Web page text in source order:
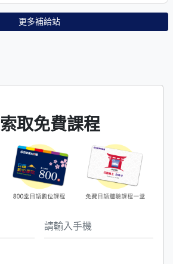
更多補給站
索取免費課程